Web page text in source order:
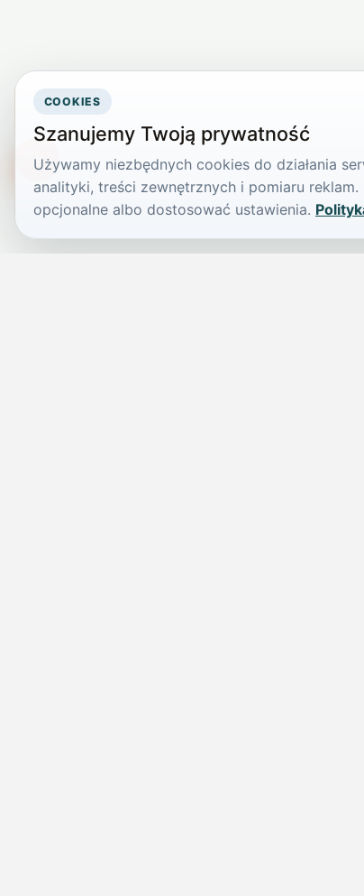
COOKIES
Szanujemy Twoją prywatność
Używamy niezbędnych cookies do działania
analityki, treści zewnętrznych i pomiaru
opcjonalne albo dostosować ustawienia.
TikTokowa Jelonka